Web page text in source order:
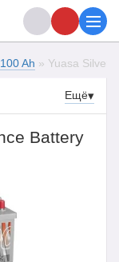
100 Ah » Yuasa Silver
Ещё▾
Battery